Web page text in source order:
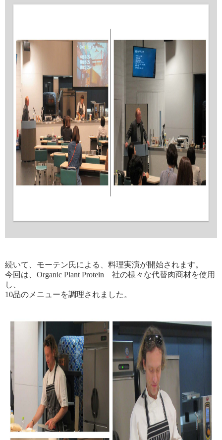
続いて、モーテン氏による、料理実演が開始されます。
今回は、Organic Plant Protein 社の様々な代替肉商材を使用
し、
10品のメニューを調理されました。